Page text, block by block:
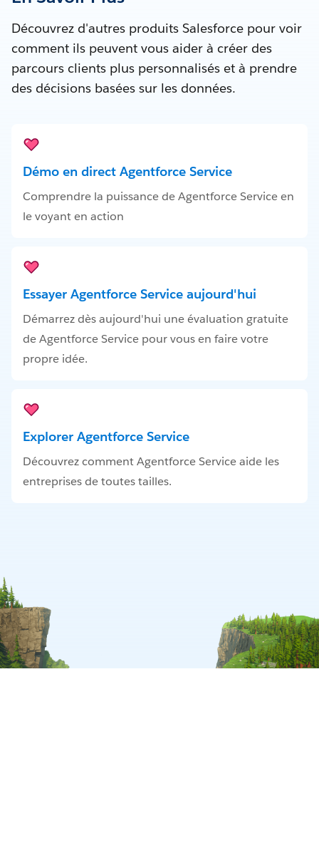
Découvrez d'autres produits Salesforce pour voir
comment ils peuvent vous aider à créer des
parcours clients plus personnalisés et à prendre
des décisions basées sur les données.
Démo en direct Agentforce Service
Comprendre la puissance de Agentforce Service en
le voyant en action
Essayer Agentforce Service aujourd'hui
Démarrez dès aujourd'hui une évaluation gratuite
de Agentforce Service pour vous en faire votre
propre idée.
Explorer Agentforce Service
Découvrez comment Agentforce Service aide les
entreprises de toutes tailles.